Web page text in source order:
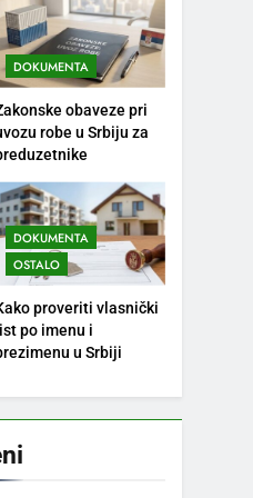
DOKUMENTA
obaveze pri
robe u Srbiju za
DOKUMENTA
OSTALO
proveriti vlasnički
list po imenu i
u Srbiji